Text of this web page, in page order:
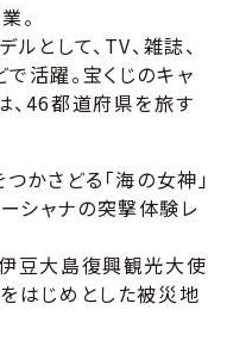
。
ルとして、TV、雑誌、
活躍。宝くじのキャ
、46都道府県を旅す
かさどる「海の女神」
シャナの突撃体験レ
豆大島復興観光大使
をはじめとした被災地